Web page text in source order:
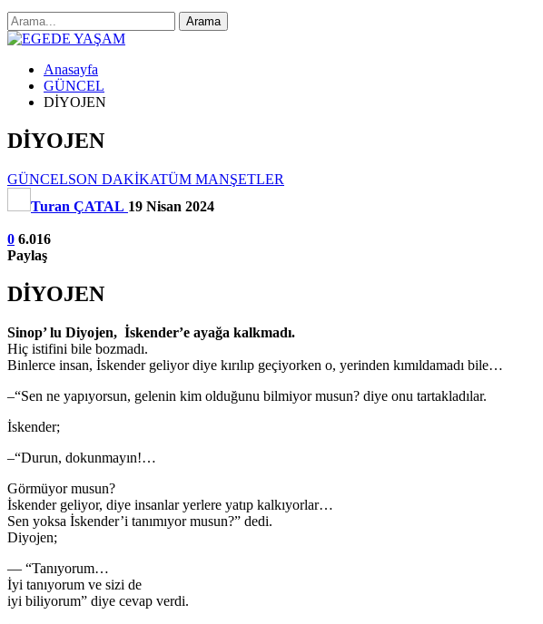
Anasayfa
GÜNCEL
DİYOJEN
DİYOJEN
GÜNCELSON DAKİKATÜM MANŞETLER
Turan ÇATAL 19 Nisan 2024
0 6.016
Paylaş
DİYOJEN
Sinop’ lu Diyojen, İskender’e ayağa kalkmadı.
Hiç istifini bile bozmadı.
Binlerce insan, İskender geliyor diye kırılıp geçiyorken o, yerinden kımıldamadı bile…
–“Sen ne yapıyorsun, gelenin kim olduğunu bilmiyor musun? diye onu tartakladılar.
İskender;
–“Durun, dokunmayın!…
Görmüyor musun?
İskender geliyor, diye insanlar yerlere yatıp kalkıyorlar…
Sen yoksa İskender’i tanımıyor musun?” dedi.
Diyojen;
— “Tanıyorum…
İyi tanıyorum ve sizi de
iyi biliyorum” diye cevap verdi.